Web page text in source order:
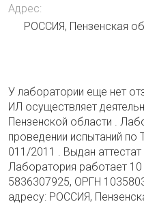
Адрес:
РОССИЯ, Пензенская
У лаборатории еще нет
ИЛ осуществляет
Пензенской области .
проведении испытаний
011/2011 . Выдан
Лаборатория работает
5836307925, ОРГН
адресу: РОССИЯ,